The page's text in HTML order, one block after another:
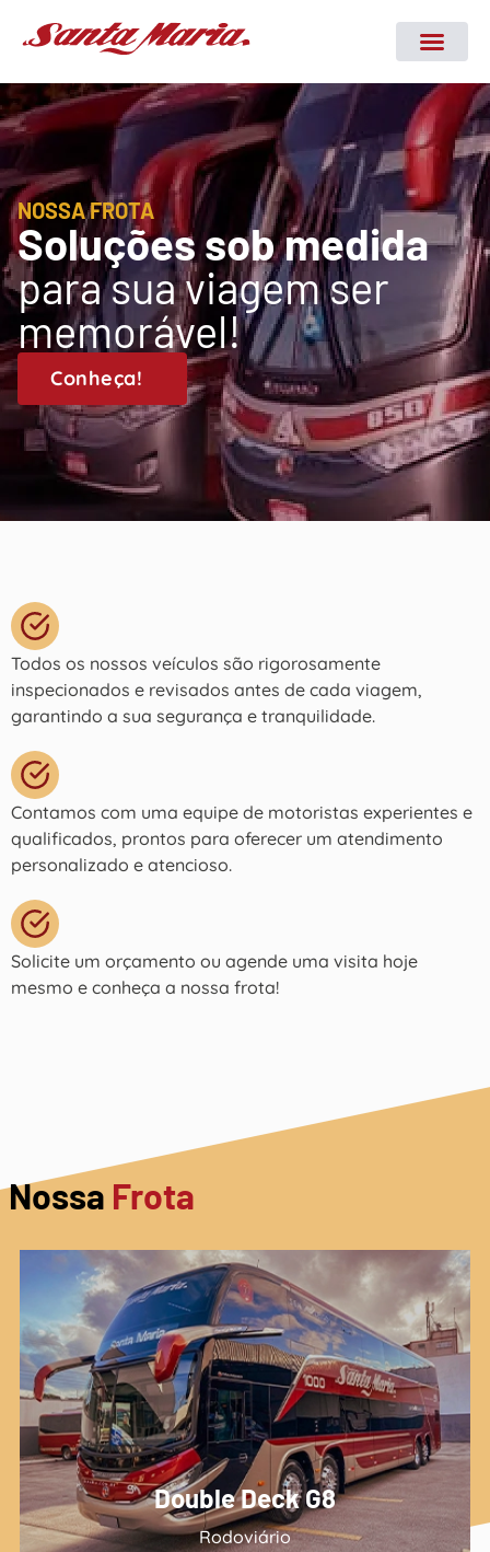
NOSSA FROTA
Soluções sob medida
para sua viagem ser
memorável!
Conheça!
Todos os nossos veículos são rigorosamente
inspecionados e revisados antes de cada viagem,
garantindo a sua segurança e tranquilidade.
Contamos com uma equipe de motoristas experientes e
qualificados, prontos para oferecer um atendimento
personalizado e atencioso.
Solicite um orçamento ou agende uma visita hoje
mesmo e conheça a nossa frota!
Nossa Frota
Ônibus Semi-leito
Turismo/Fretamento